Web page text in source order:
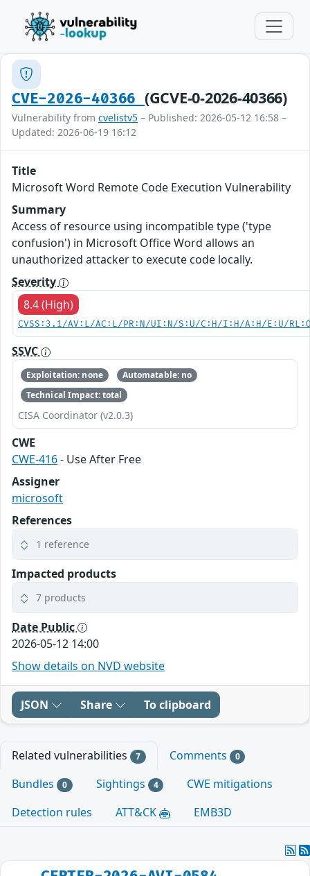
CVE-2026-40366 (GCVE-0-2026-40366)
Vulnerability from cvelistv5 – Published: 2026-05-12 16:58 –
Updated: 2026-06-19 16:12
Title
Microsoft Word Remote Code Execution Vulnerability
Summary
Access of resource using incompatible type ('type
confusion') in Microsoft Office Word allows an
unauthorized attacker to execute code locally.
Severity
8.4 (High)
CVSS:3.1/AV:L/AC:L/PR:N/UI:N/S:U/C:H/I:H/A:H/E:U/
SSVC
Exploitation: none
Automatable: no
Technical Impact: total
CISA Coordinator (v2.0.3)
CWE
CWE-416- Use After Free
Assigner
microsoft
References
1 reference
Impacted products
7 products
Date Public
2026-05-12 14:00
Show details on NVD website
JSON Share To clipboard
Related vulnerabilities 7 Comments 0
Bundles 0 Sightings 4
CWE mitigations
Detection rules
ATT&CK EMB3D